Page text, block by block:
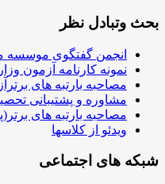
بحث وتبادل نظر
انجمن گفتگوی موسسه
نمونه کارنامه آزمون
مصاحبه بارتبه های
مشاوره و پشتیبانی
مصاحبه بارتبه های
ویدئو از کلاسها
شبکه های اجتماعی